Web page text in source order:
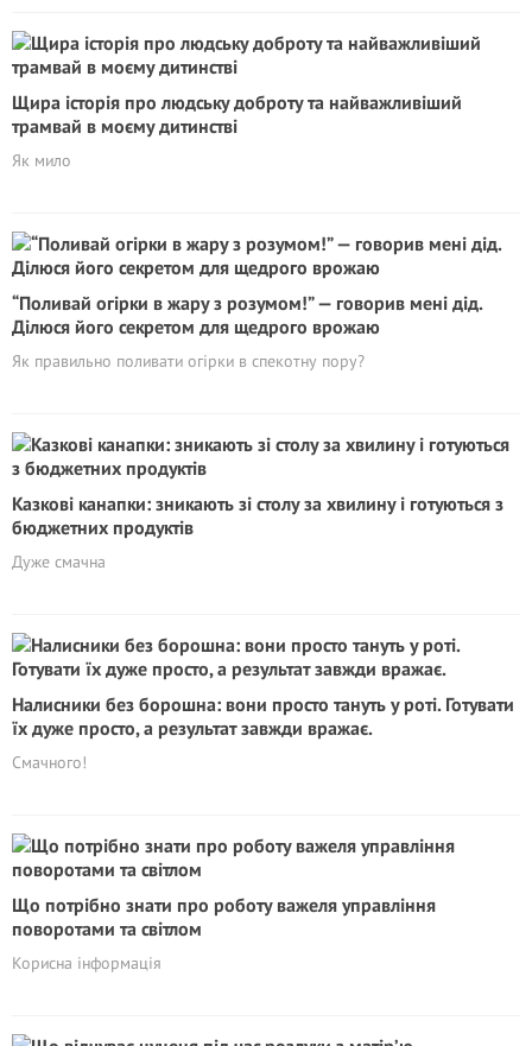
Щира історія про людську доброту та найважливіший
трамвай в моєму дитинстві
Як мило
“Поливай огірки в жару з розумом!” — говорив мені дід.
Ділюся його секретом для щедрого врожаю
Як правильно поливати огірки в спекотну пору?
Казкові канапки: зникають зі столу за хвилину і готуються з
бюджетних продуктів
Дуже смачна
Налисники без борошна: вони просто тануть у роті. Готувати
їх дуже просто, а результат завжди вражає.
Смачного!
Що потрібно знати про роботу важеля управління
поворотами та світлом
Корисна інформація